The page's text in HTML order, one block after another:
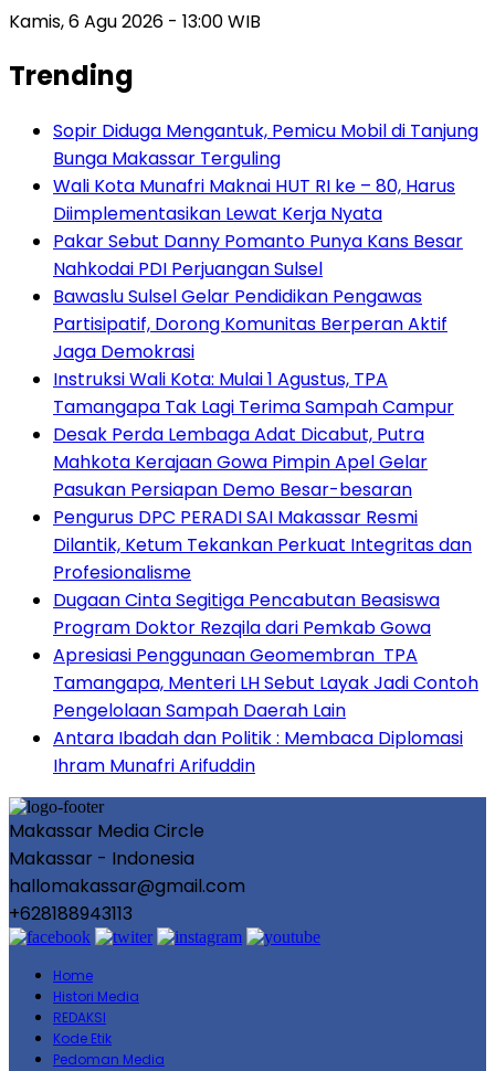
Kamis, 6 Agu 2026 - 13:00 WIB
Trending
Sopir Diduga Mengantuk, Pemicu Mobil di Tanjung
Bunga Makassar Terguling
Wali Kota Munafri Maknai HUT RI ke – 80, Harus
Diimplementasikan Lewat Kerja Nyata
Pakar Sebut Danny Pomanto Punya Kans Besar
Nahkodai PDI Perjuangan Sulsel
Bawaslu Sulsel Gelar Pendidikan Pengawas
Partisipatif, Dorong Komunitas Berperan Aktif
Jaga Demokrasi
Instruksi Wali Kota: Mulai 1 Agustus, TPA
Tamangapa Tak Lagi Terima Sampah Campur
Desak Perda Lembaga Adat Dicabut, Putra
Mahkota Kerajaan Gowa Pimpin Apel Gelar
Pasukan Persiapan Demo Besar-besaran
Pengurus DPC PERADI SAI Makassar Resmi
Dilantik, Ketum Tekankan Perkuat Integritas dan
Profesionalisme
Dugaan Cinta Segitiga Pencabutan Beasiswa
Program Doktor Rezqila dari Pemkab Gowa
Apresiasi Penggunaan Geomembran TPA
Tamangapa, Menteri LH Sebut Layak Jadi Contoh
Pengelolaan Sampah Daerah Lain
Antara Ibadah dan Politik : Membaca Diplomasi
Ihram Munafri Arifuddin
Makassar Media Circle
Makassar - Indonesia
hallomakassar@gmail.com
+628188943113
Home
Histori Media
REDAKSI
Kode Etik
Pedoman Media